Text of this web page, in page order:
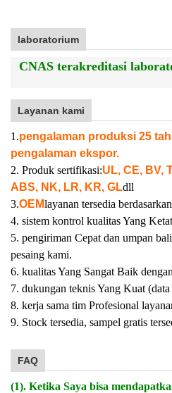
laboratorium
CNAS terakreditasi
Layanan kami
1.pengalaman produksi 25
pengalaman ekspor.
2. Produk sertifikasi:UL, CE, BV,
ABS, NK, LR, KR, GLdll
3.OEMlayanan tersedia
4. sistem kontrol kualitas Yang
5. pengiriman Cepat dan umpan
pesaing kami.
6. kualitas Yang Sangat Baik
7. dukungan teknis Yang Kuat
8. kerja sama tim Profesional
9. Stock tersedia, sampel gratis
FAQ
(1). Ketika Saya bisa